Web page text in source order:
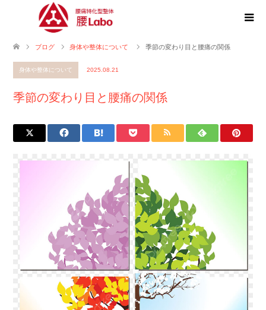
ブログ 身体や整体について 季節の変わり目と腰痛の関係
身体や整体について 2025.08.21
季節の変わり目と腰痛の関係